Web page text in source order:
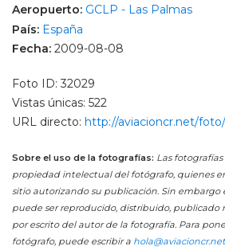
Aeropuerto: GCLP - Las Palmas
País: España
Fecha: 2009-08-08
Foto ID: 32029
Vistas únicas: 522
URL directo: http://aviacioncr.net/
Sobre el uso de la fotografías: Las
propiedad intelectual del fotógrafo, quienes
sitio autorizando su publicación. Sin embargo
puede ser reproducido, distribuido, publicado
por escrito del autor de la fotografía. Para
fotógrafo, puede escribir a hola@aviacioncr.net